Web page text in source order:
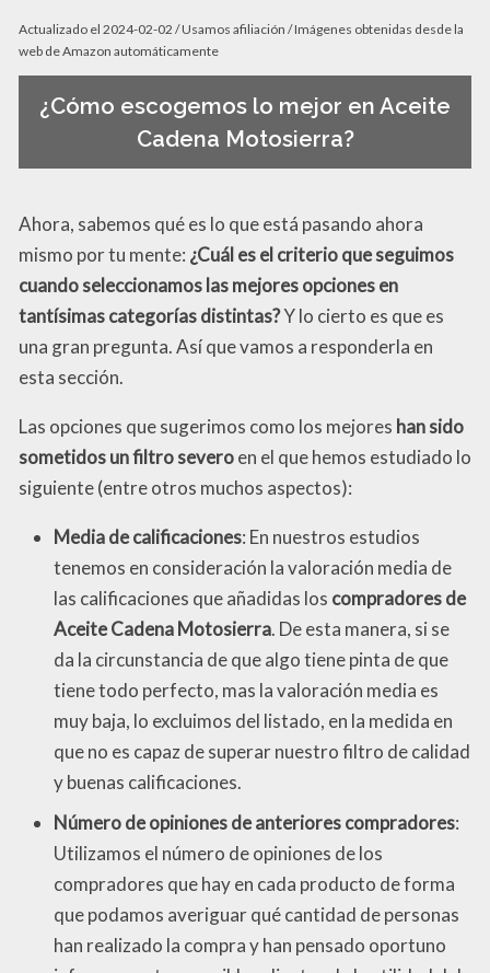
Actualizado el 2024-02-02 / Usamos afiliación / Imágenes obtenidas desde la
web de Amazon automáticamente
¿Cómo escogemos lo mejor en Aceite
Cadena Motosierra?
Ahora, sabemos qué es lo que está pasando ahora
mismo por tu mente: ¿Cuál es el criterio que seguimos
cuando seleccionamos las mejores opciones en
tantísimas categorías distintas?Y lo cierto es que es
una gran pregunta. Así que vamos a responderla en
esta sección.
Las opciones que sugerimos como los mejores han sido
sometidos un filtro severoen el que hemos estudiado lo
siguiente (entre otros muchos aspectos):
Media de calificaciones: En nuestros estudios
tenemos en consideración la valoración media de
las calificaciones que añadidas los compradores de
Aceite Cadena Motosierra. De esta manera, si se
da la circunstancia de que algo tiene pinta de que
tiene todo perfecto, mas la valoración media es
muy baja, lo excluimos del listado, en la medida en
que no es capaz de superar nuestro filtro de calidad
y buenas calificaciones.
Número de opiniones de anteriores compradores:
Utilizamos el número de opiniones de los
compradores que hay en cada producto de forma
que podamos averiguar qué cantidad de personas
han realizado la compra y han pensado oportuno